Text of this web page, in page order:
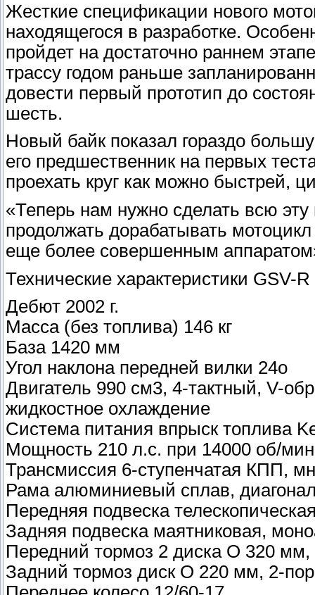
Жесткие спецификации нового
находящегося в разработке.
пройдет на достаточно раннем
трассу годом раньше
довести первый прототип до
шесть.
Новый байк показал гораздо
его предшественник на первых
проехать круг как можно быстрей,
«Теперь нам нужно сделать всю
продолжать дорабатывать
еще более совершенным
Технические характеристики GSV-
Дебют 2002 г.
Масса (без топлива) 146 кг
База 1420 мм
Угол наклона передней вилки 24о
Двигатель 990 см3, 4-тактный, V-
жидкостное охлаждение
Система питания впрыск топлива
Мощность 210 л.с. при 14000 об/мин
Трансмиссия 6-ступенчатая КПП,
Рама алюминиевый сплав,
Передняя подвеска
Задняя подвеска маятниковая,
Передний тормоз 2 диска О 320
Задний тормоз диск О 220 мм, 2-